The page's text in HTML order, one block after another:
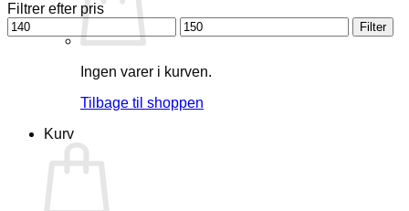
Ingen varer i kurven.
Tilbage til shoppen
Kurv
Filtrer efter pris
Mindste
pris
Højeste
pris
Filter